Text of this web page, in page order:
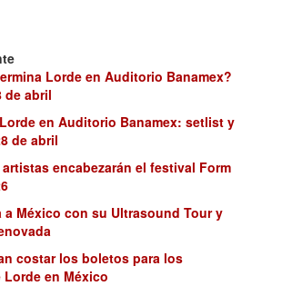
Lorde en Auditorio Banamex?
de abril
en Auditorio Banamex: setlist y
de abril
encabezarán el festival Form
a México con su Ultrasound Tour y
costar los boletos para los
en México